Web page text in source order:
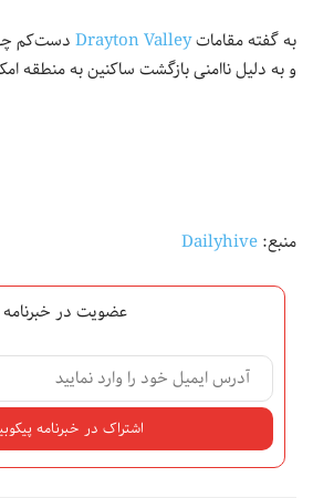
به گفته مقاماتDrayton Valley
دست‌کم
و به دلیل ناامنی بازگشت ساکنین به منطقه
منبع:Dailyhive
عضویت در خبرنامه